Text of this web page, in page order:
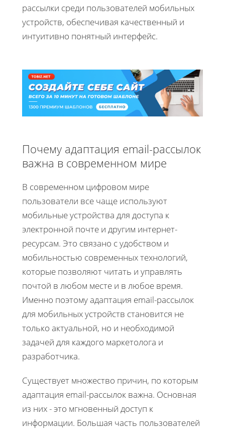
рассылки среди пользователей мобильных
устройств, обеспечивая качественный и
интуитивно понятный интерфейс.
Почему адаптация email-рассылок
важна в современном мире
В современном цифровом мире
пользователи все чаще используют
мобильные устройства для доступа к
электронной почте и другим интернет-
ресурсам. Это связано с удобством и
мобильностью современных технологий,
которые позволяют читать и управлять
почтой в любом месте и в любое время.
Именно поэтому адаптация email-рассылок
для мобильных устройств становится не
только актуальной, но и необходимой
задачей для каждого маркетолога и
разработчика.
Существует множество причин, по которым
адаптация email-рассылок важна. Основная
из них - это мгновенный доступ к
информации. Большая часть пользователей